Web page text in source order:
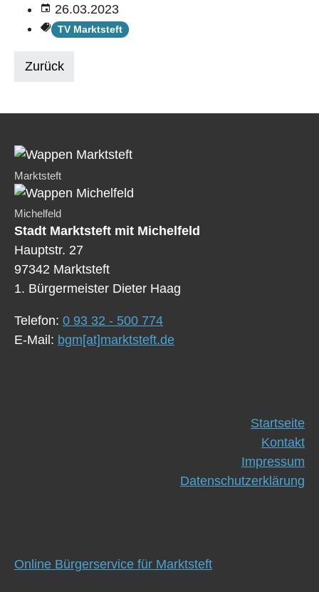
26.03.2023
TV Marktsteft
Zurück
Marktsteft
Michelfeld
Stadt Marktsteft mit Michelfeld
Hauptstr. 27
97342 Marktsteft
1. Bürgermeister Dieter Haag
Telefon: 0 93 32 - 500 774
E-Mail: bgm[at]marktsteft.de
Online Bürgerservice für Marktsteft
Startseite
Kontakt
Impressum
Datenschutzerklärung